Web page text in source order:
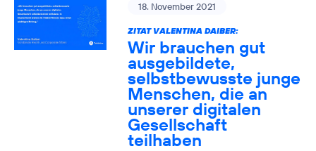
18. November 2021
ZITAT VALENTINA DAIBER:
Wir brauchen gut
ausgebildete,
selbstbewusste junge
Menschen, die an
unserer digitalen
Gesellschaft
teilhaben